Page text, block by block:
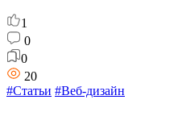
1
0
0
20
#Статьи #Веб-дизайн